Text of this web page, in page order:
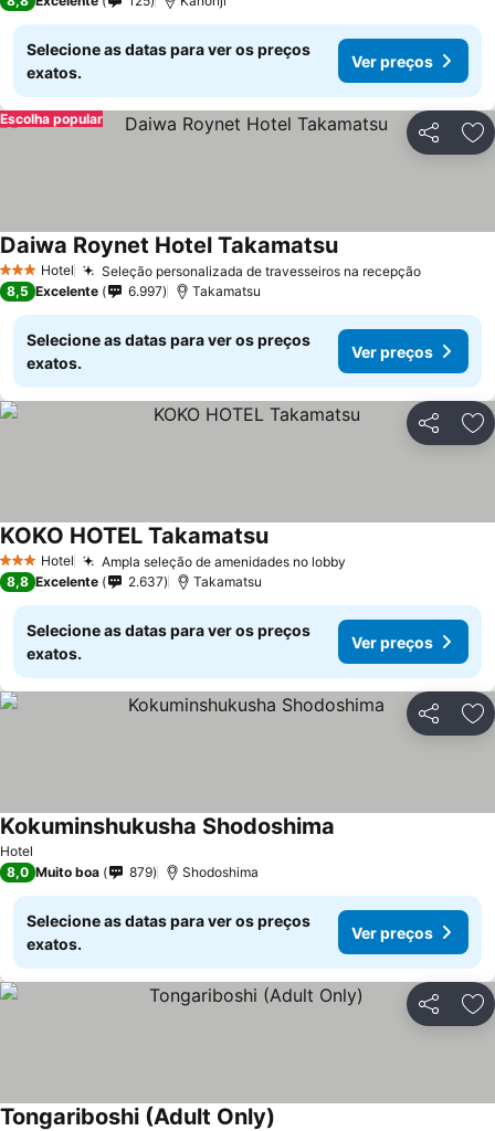
Selecione as datas para ver os preços
exatos.
Ver preços
Partilhar
Escolha popular
3 EstrelasHotel Seleção personalizada de travesseiros na recepção
Daiwa Roynet Hotel Takamatsu
8,5 Excelente 6.997 Takamatsu
Selecione as datas para ver os preços
exatos.
Ver preços
Partilhar
3 EstrelasHotel Ampla seleção de amenidades no lobby
KOKO HOTEL Takamatsu
8,8 Excelente 2.637 Takamatsu
Selecione as datas para ver os preços
exatos.
Ver preços
Partilhar
Hotel
Kokuminshukusha Shodoshima
8,0 Muito boa 879 Shodoshima
Selecione as datas para ver os preços
exatos.
Ver preços
Partilhar
Tongariboshi (Adult Only)